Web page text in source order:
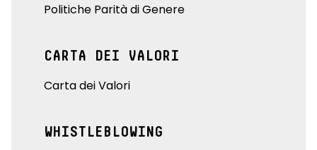
Politiche Parità di Genere
CARTA DEI VALORI
Carta dei Valori
WHISTLEBLOWING